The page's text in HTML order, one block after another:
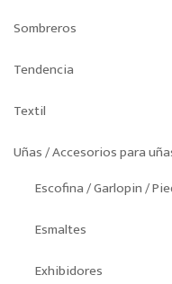
Sombreros
Tendencia
Textil
Uñas / Accesorios para
Escofina / Garlopin /
Esmaltes
Exhibidores